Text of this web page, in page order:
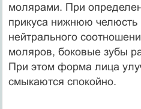
молярами. При
прикуса нижнюю
нейтрального
моляров, боковые зубы
При этом форма лица
смыкаются спокойно.